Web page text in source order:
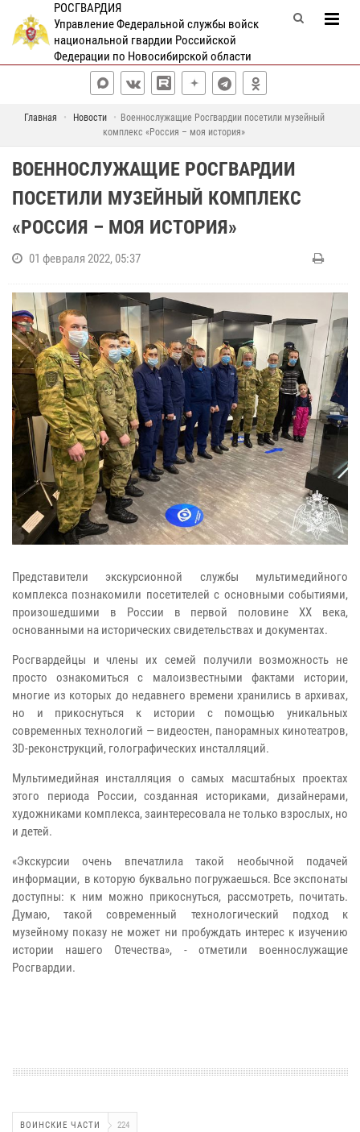
РОСГВАРДИЯ
Управление Федеральной службы войск
национальной гвардии Российской
Федерации по Новосибирской области
Главная Новости
Военнослужащие Росгвардии посетили музейный
комплекс «Россия – моя история»
ВОЕННОСЛУЖАЩИЕ РОСГВАРДИИ
ПОСЕТИЛИ МУЗЕЙНЫЙ КОМПЛЕКС
«РОССИЯ – МОЯ ИСТОРИЯ»
01 февраля 2022, 05:37
Представители экскурсионной службы мультимедийного
комплекса познакомили посетителей с основными событиями,
произошедшими в России в первой половине ХХ века,
основанными на исторических свидетельствах и документах.
Росгвардейцы и члены их семей получили возможность не
просто ознакомиться с малоизвестными фактами истории,
многие из которых до недавнего времени хранились в архивах,
но и прикоснуться к истории с помощью уникальных
современных технологий — видеостен, панорамных кинотеатров,
3D-реконструкций, голографических инсталляций.
Мультимедийная инсталляция о самых масштабных проектах
этого периода России, созданная историками, дизайнерами,
художниками комплекса, заинтересовала не только взрослых, но
и детей.
«Экскурсии очень впечатлила такой необычной подачей
информации, в которую буквально погружаешься. Все экспонаты
доступны: к ним можно прикоснуться, рассмотреть, почитать.
Думаю, такой современный технологический подход к
музейному показу не может ни пробуждать интерес к изучению
истории нашего Отечества», - отметили военнослужащие
Росгвардии.
ВОИНСКИЕ ЧАСТИ 224